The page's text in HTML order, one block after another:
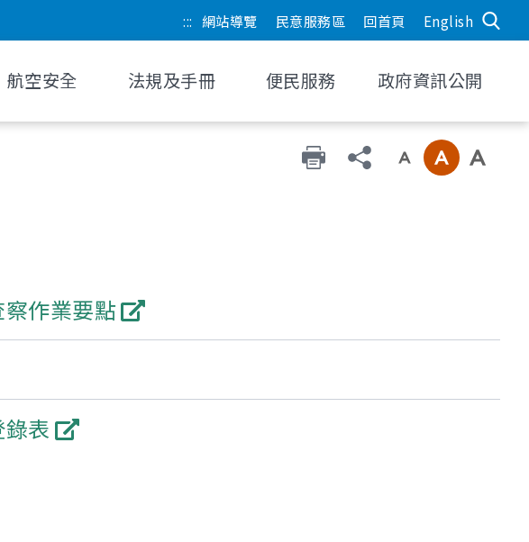
::: 網站導覽 民意服務區 回首頁 English
航空安全 法規及手冊 便民服務 政府資訊公開
作業要點
表